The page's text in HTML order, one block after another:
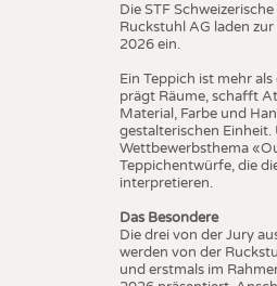
Die STF
Ruckstuhl AG laden
2026 ein.
Ein Teppich ist mehr
prägt Räume, schafft
Material, Farbe und
gestalterischen Einheit.
Wettbewerbsthema
Teppichentwürfe, die
interpretieren.
Das Besondere
Die drei von der Jury
werden von der
und erstmals im